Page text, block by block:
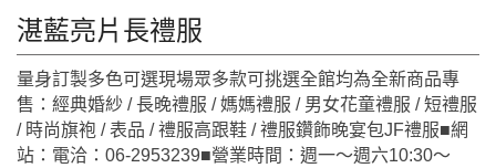
湛藍亮片長禮服
量身訂製多色可選現場眾多款可挑選全館均為全新商品專
售：經典婚紗 / 長晚禮服 / 媽媽禮服 / 男女花童禮服 / 短禮服
/ 時尚旗袍 / 表品 / 禮服高跟鞋 / 禮服鑽飾晚宴包JF禮服■網
站：電洽：06-2953239■營業時間：週一～週六10:30～